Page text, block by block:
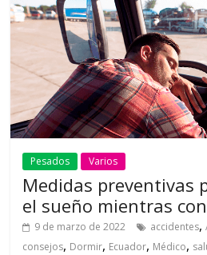
Pesados Varios
Medidas preventivas
el sueño mientras
9 de marzo de 2022 accidentes,
consejos, Dormir, Ecuador, Médico,